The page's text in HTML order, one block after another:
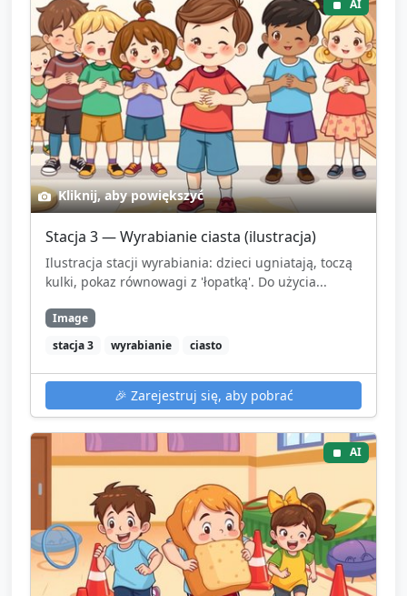
AI
Kliknij, aby powiększyć
Stacja 3 — Wyrabianie ciasta (ilustracja)
Ilustracja stacji wyrabiania: dzieci ugniatają, toczą
kulki, pokaz równowagi z 'łopatką'. Do użycia...
Image
stacja 3
wyrabianie ciasto
🎉 Zarejestruj się, aby pobrać
AI